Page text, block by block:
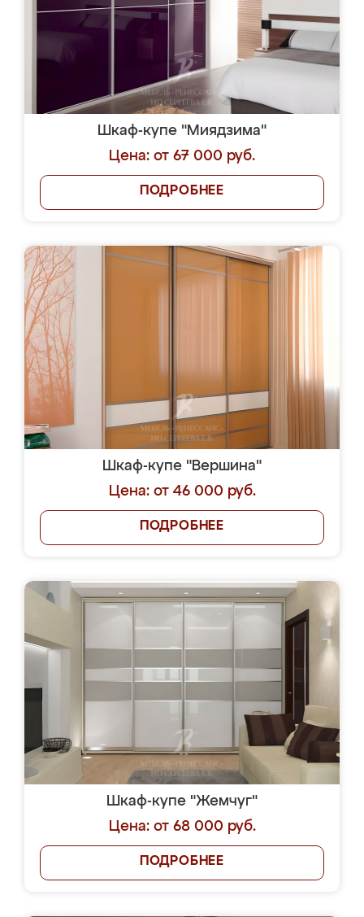
Шкаф-купе "Миядзима"
Цена: от 67 000 руб.
ПОДРОБНЕЕ
Шкаф-купе "Вершина"
Цена: от 46 000 руб.
ПОДРОБНЕЕ
Шкаф-купе "Жемчуг"
Цена: от 68 000 руб.
ПОДРОБНЕЕ